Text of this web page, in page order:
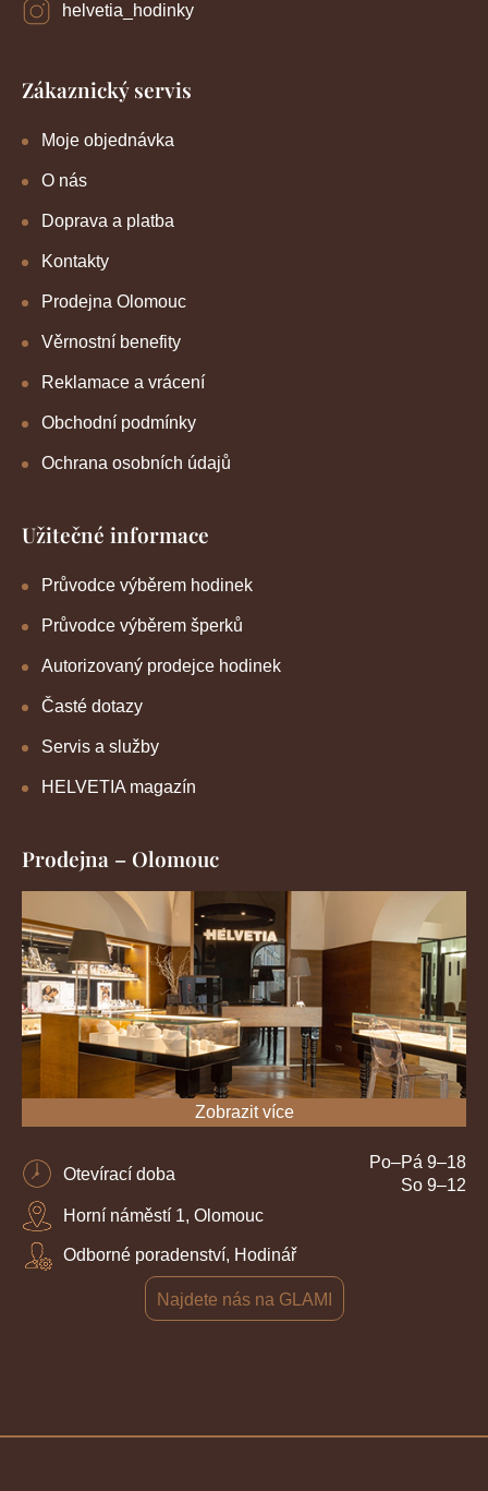
helvetia_hodinky
Zákaznický servis
Moje objednávka
O nás
Doprava a platba
Kontakty
Prodejna Olomouc
Věrnostní benefity
Reklamace a vrácení
Obchodní podmínky
Ochrana osobních údajů
Užitečné informace
Průvodce výběrem hodinek
Průvodce výběrem šperků
Autorizovaný prodejce hodinek
Časté dotazy
Servis a služby
HELVETIA magazín
Prodejna – Olomouc
Zobrazit více
Otevírací doba
Po–Pá 9–18
So 9–12
Horní náměstí 1, Olomouc
Odborné poradenství, Hodinář
Najdete nás na GLAMI